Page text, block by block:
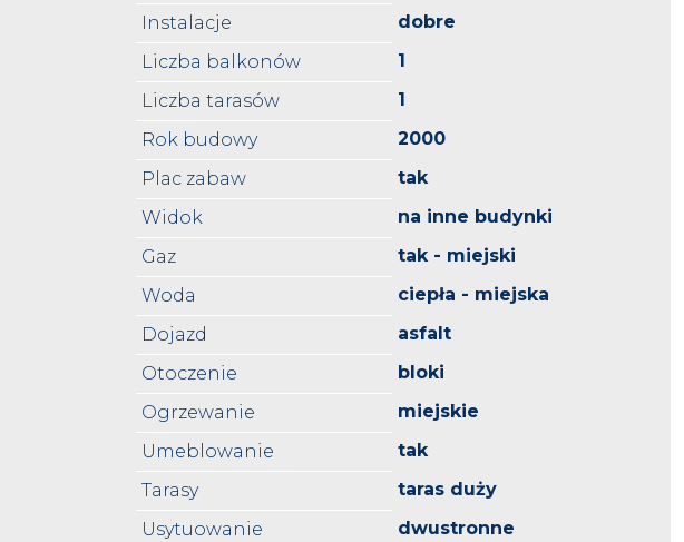
Instalacje
dobre
Liczba balkonów
1
Liczba tarasów
1
Rok budowy
2000
Plac zabaw
tak
Widok
na inne budynki
Gaz
tak - miejski
Woda
ciepła - miejska
Dojazd
asfalt
Otoczenie
bloki
Ogrzewanie
miejskie
Umeblowanie
tak
Tarasy
taras duży
Usytuowanie
dwustronne